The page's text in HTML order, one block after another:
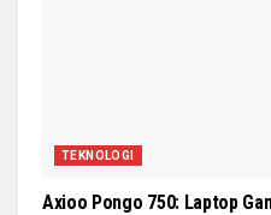
TEKNOLOGI
Axioo Pongo 750: Laptop